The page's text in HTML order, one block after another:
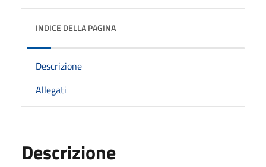
INDICE DELLA PAGINA
Descrizione
Allegati
Descrizione